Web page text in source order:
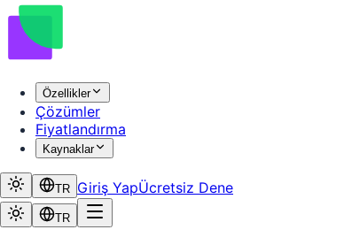
Özellikler
Çözümler
Fiyatlandırma
Kaynaklar
TR Giriş YapÜcretsiz Dene
TR